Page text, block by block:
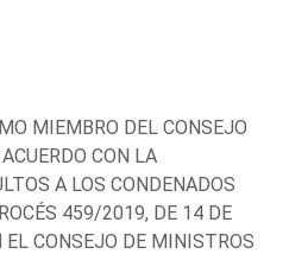
MIEMBRO DEL CONSEJO
CON LA
A LOS CONDENADOS
459/2019, DE 14 DE
EL CONSEJO DE MINISTROS